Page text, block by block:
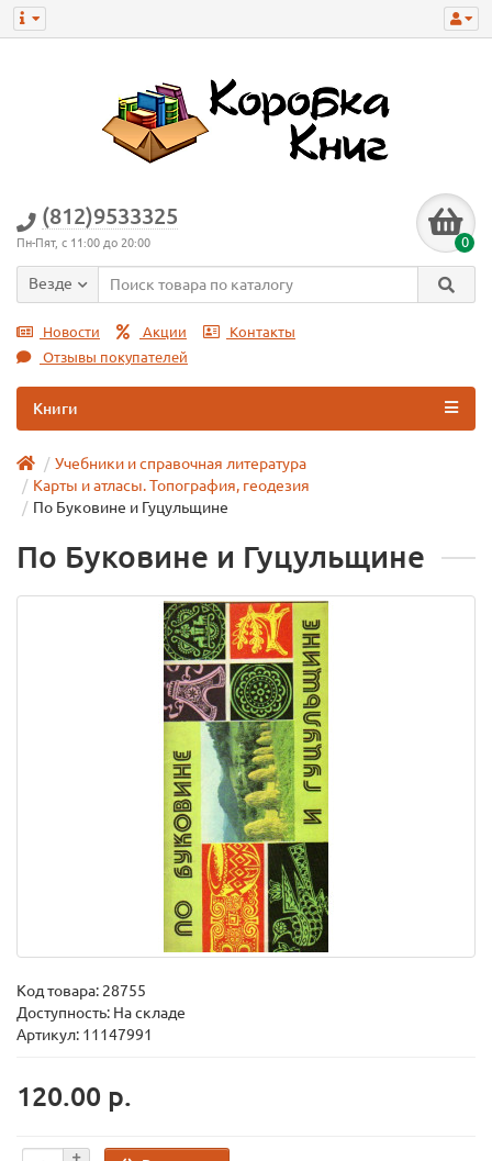
(812)9533325
Пн-Пят, с 11:00 до 20:00 0
Везде
Новости Акции
Контакты
Отзывы покупателей
Книги
Учебники и справочная литература
Карты и атласы. Топография, геодезия
По Буковине и Гуцульщине
По Буковине и Гуцульщине
Код товара: 28755
Доступность: На складе
Артикул: 11147991
120.00 р.